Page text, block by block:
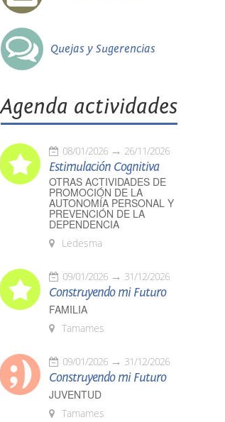
Quejas y Sugerencias
Agenda actividades
08/01/2026 26/11/2026
Estimulación Cognitiva
OTRAS ACTIVIDADES DE
PROMOCIÓN DE LA
AUTONOMÍA PERSONAL Y
PREVENCIÓN DE LA
DEPENDENCIA
Ledesma
09/01/2026 31/12/2026
Construyendo mi Futuro
FAMILIA
Tamames
09/01/2026 31/12/2026
Construyendo mi Futuro
JUVENTUD
Tamames